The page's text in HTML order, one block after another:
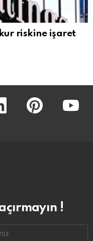
riskine işaret
linkedin pinterest
!